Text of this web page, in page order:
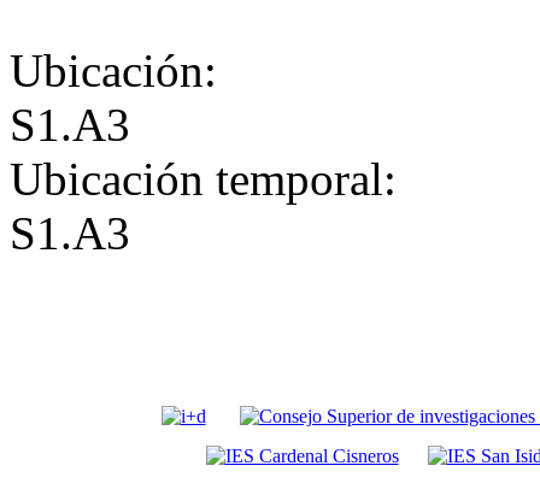
Ubicación:
S1.A3
Ubicación temporal:
S1.A3